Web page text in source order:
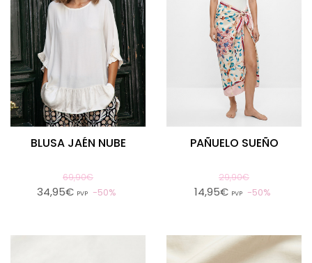
BLUSA JAÉN NUBE
69,90€
34,95€ PVP 50%
PAÑUELO SUEÑO
29,90€
14,95€ PVP 50%